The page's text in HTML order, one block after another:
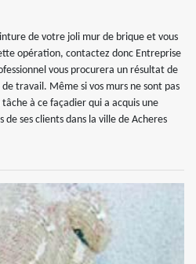
de votre joli mur de brique et vous
opération, contactez donc Entreprise
vous procurera un résultat de
travail. Même si vos murs ne sont pas
à ce façadier qui a acquis une
ses clients dans la ville de Acheres